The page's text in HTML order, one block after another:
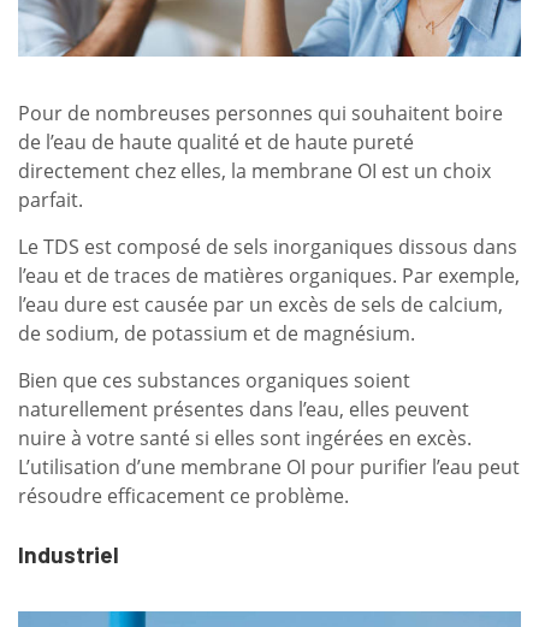
Pour de nombreuses personnes qui souhaitent boire
de l’eau de haute qualité et de haute pureté
directement chez elles, la membrane OI est un choix
parfait.
Le TDS est composé de sels inorganiques dissous dans
l’eau et de traces de matières organiques. Par exemple,
l’eau dure est causée par un excès de sels de calcium,
de sodium, de potassium et de magnésium.
Bien que ces substances organiques soient
naturellement présentes dans l’eau, elles peuvent
nuire à votre santé si elles sont ingérées en excès.
L’utilisation d’une membrane OI pour purifier l’eau peut
résoudre efficacement ce problème.
Industriel